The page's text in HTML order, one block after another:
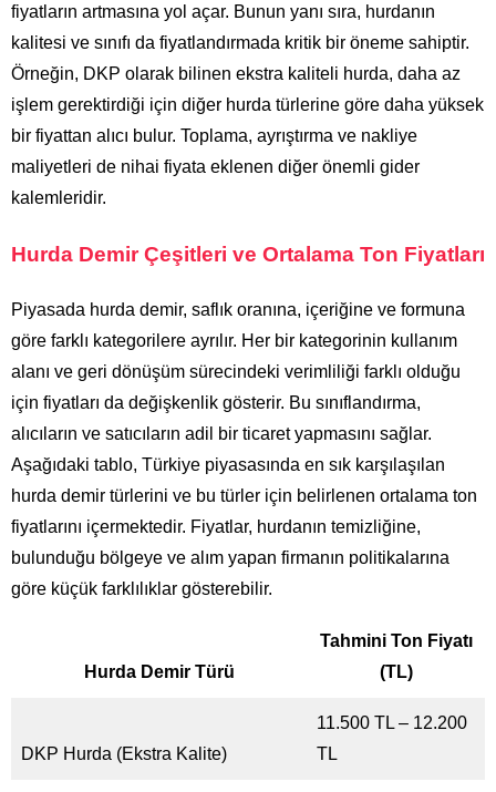
fiyatların artmasına yol açar. Bunun yanı sıra, hurdanın
kalitesi ve sınıfı da fiyatlandırmada kritik bir öneme sahiptir.
Örneğin, DKP olarak bilinen ekstra kaliteli hurda, daha az
işlem gerektirdiği için diğer hurda türlerine göre daha yüksek
bir fiyattan alıcı bulur. Toplama, ayrıştırma ve nakliye
maliyetleri de nihai fiyata eklenen diğer önemli gider
kalemleridir.
Hurda Demir Çeşitleri ve Ortalama Ton Fiyatları
Piyasada hurda demir, saflık oranına, içeriğine ve formuna
göre farklı kategorilere ayrılır. Her bir kategorinin kullanım
alanı ve geri dönüşüm sürecindeki verimliliği farklı olduğu
için fiyatları da değişkenlik gösterir. Bu sınıflandırma,
alıcıların ve satıcıların adil bir ticaret yapmasını sağlar.
Aşağıdaki tablo, Türkiye piyasasında en sık karşılaşılan
hurda demir türlerini ve bu türler için belirlenen ortalama ton
fiyatlarını içermektedir. Fiyatlar, hurdanın temizliğine,
bulunduğu bölgeye ve alım yapan firmanın politikalarına
göre küçük farklılıklar gösterebilir.
Hurda Demir Türü
Tahmini Ton Fiyatı
(TL)
DKP Hurda (Ekstra Kalite)
11.500 TL – 12.200
TL